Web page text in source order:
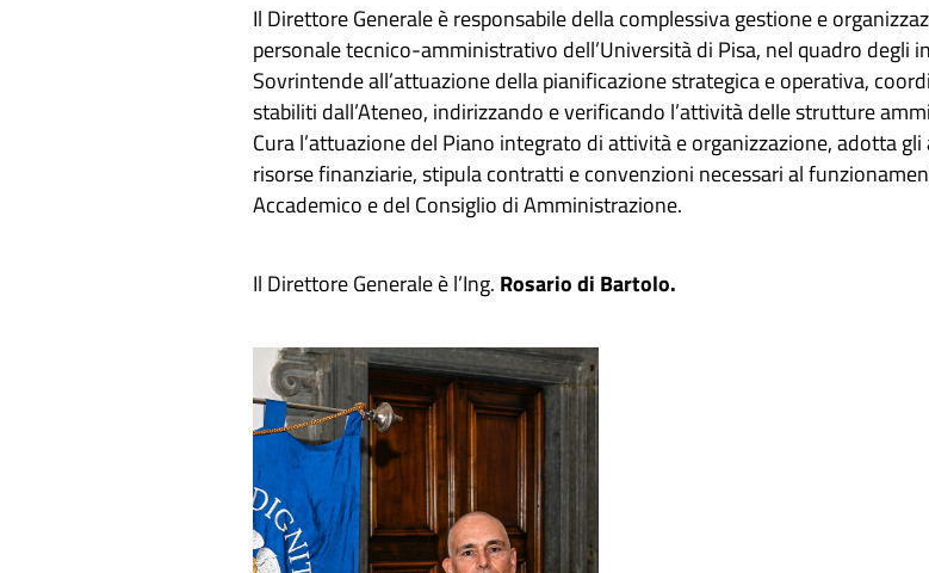
Il Direttore Generale è responsabile della complessiva gestione e
personale tecnico-amministrativo dell’Università di Pisa, nel quadro degli
Sovrintende all’attuazione della pianificazione strategica e operativa,
stabiliti dall’Ateneo, indirizzando e verificando l’attività delle strutture
Cura l’attuazione del Piano integrato di attività e organizzazione, adotta
risorse finanziarie, stipula contratti e convenzioni necessari al
Accademico e del Consiglio di Amministrazione.
Il Direttore Generale è l’Ing. Rosario di Bartolo.